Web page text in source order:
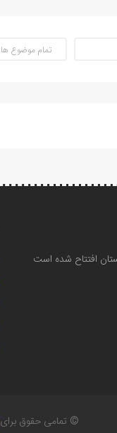
افتتاح شده است
© تمامی حقوق برای